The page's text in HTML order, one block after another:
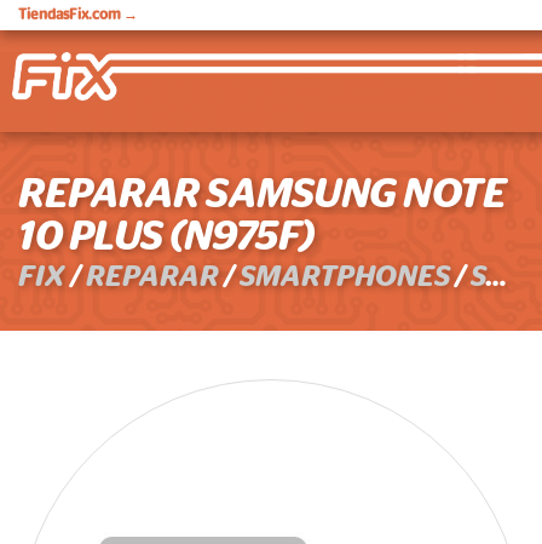
TiendasFix.com →
REPARAR SAMSUNG NOTE
10 PLUS (N975F)
FIX/REPARAR/SMARTPHONES/SAMSUNG